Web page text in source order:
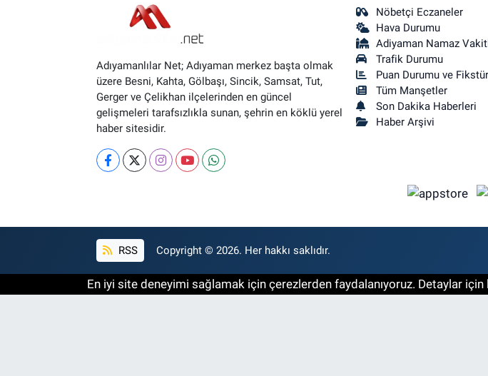
Adıyamanlılar Net; Adıyaman merkez başta olmak
üzere Besni, Kahta, Gölbaşı, Sincik, Samsat, Tut,
Gerger ve Çelikhan ilçelerinden en güncel
gelişmeleri tarafsızlıkla sunan, şehrin en köklü yerel
haber sitesidir.
Nöbetçi Eczaneler
Hava Durumu
Adiyaman Namaz
Trafik Durumu
Puan Durumu ve Fikstür
Tüm Manşetler
Son Dakika Haberleri
Haber Arşivi
RSS Copyright © 2026. Her hakkı saklıdır.
En iyi site deneyimi sağlamak için çerezlerden faydalanıyoruz. Detaylar için